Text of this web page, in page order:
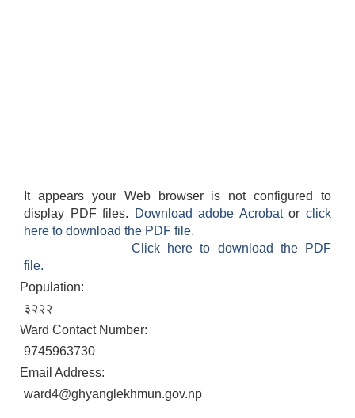
It appears your Web browser is not configured to
display PDF files.
Download adobe Acrobatorclick
here to download the PDF file.
Click here to download the PDF
file.
Population:
३२२२
Ward Contact Number:
9745963730
Email Address:
ward4@ghyanglekhmun.gov.np